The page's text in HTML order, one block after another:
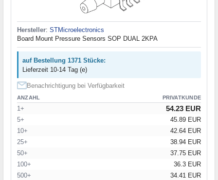
Hersteller: STMicroelectronics
Board Mount Pressure Sensors SOP DUAL 2KPA
auf Bestellung 1371 Stücke:
Lieferzeit 10-14 Tag (e)
Benachrichtigung bei Verfügbarkeit
ANZAHL PRIVATKUNDE
1+ 54.23 EUR
5+
45.89 EUR
10+
42.64 EUR
25+
38.94 EUR
50+
37.75 EUR
100+
36.3 EUR
500+
34.41 EUR